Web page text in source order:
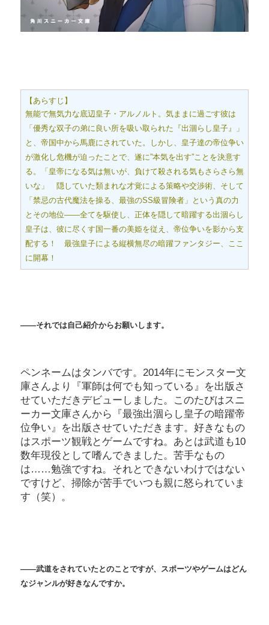
【あらすじ】
無能で無気力な底辺皇子・アルノルト。気ままに過ごす彼は
「優秀な双子の弟に良い所を吸い取られた『出涸らし皇子』」
と、帝国中から馬鹿にされていた。しかし、皇子達の帝位争い
が激化し危機が迫ったことで、遂に”本気を出す”ことを決意す
る。「皇帝になる気は無いが、負けて殺される気もさらさら無
いな」 隠していた類まれな才覚による策略や交渉術、そして
「禁忌の古代魔法を操る、最強のSS級冒険者」という真の力
とその地位――全てを駆使し、正体を隠して暗躍する出涸らし
皇子は、彼に尽くす国一番の美姫を従え、帝位争いを影から支
配する！ 最強皇子による縦横無尽の暗躍ファンタジー、ここ
に開幕！
――それでは自己紹介からお願いします。
ペンネームはタンバです。2014年にモンスター文
庫さんより『軍師は何でも知っている』を出版さ
せていただきデビューしました。このたびはスニ
ーカー文庫さんから『最強出涸らし皇子の暗躍帝
位争い』を出版させていただきます。好きなもの
はスポーツ観戦とゲームですね。あとは武道も10
数年現役として嗜んできました。苦手なもの
は……勉強ですね。それとできないわけではない
ですけど、掃除が苦手でいつも親に怒られていま
す（笑）。
――武道をされていたとのことですが、スポーツやゲームはどん
なジャンルが好きなんですか。